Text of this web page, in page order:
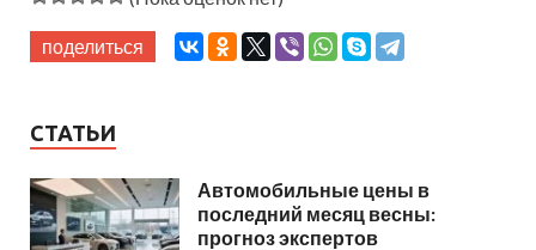
поделиться
СТАТЬИ
Автомобильные цены в
последний месяц весны:
прогноз экспертов